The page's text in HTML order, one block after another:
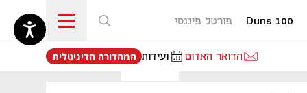
Duns 100 פורטל פיננסי
הדואר האדום ועידות
נפתח בכרטיסייה חדשה
המהדורה הדיגיטלית